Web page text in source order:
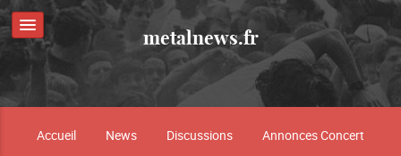
metalnews.fr
Accueil News Discussions
Annonces Concert